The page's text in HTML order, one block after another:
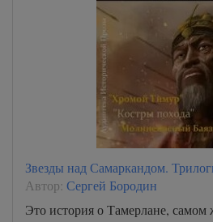
Звезды над Самаркандом.
Автор: Сергей Бородин
Это история о Тамерлане, самом